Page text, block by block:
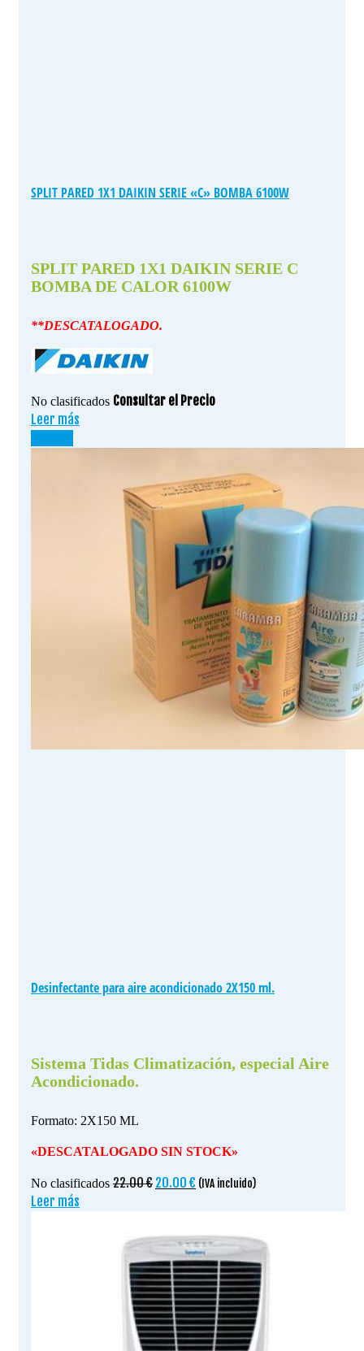
SPLIT PARED 1X1 DAIKIN SERIE «C» BOMBA 6100W
SPLIT PARED 1X1 DAIKIN SERIE C
BOMBA DE CALOR 6100W
**DESCATALOGADO.
No clasificados Consultar el Precio
Leer más
Desinfectante para aire acondicionado 2X150 ml.
Sistema Tidas Climatización, especial Aire
Acondicionado.
Formato: 2X150 ML
«DESCATALOGADO SIN STOCK»
No clasificados 22.00€ El
era:
22.00 €.
20.00 € El
es:
20.00 €.
(IVA incluido)
Leer más